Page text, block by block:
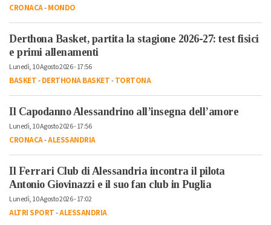
CRONACA-MONDO
Derthona Basket, partita la stagione 2026-27: test fisici
e primi allenamenti
Lunedì, 10 Agosto 2026 - 17:56
BASKET-DERTHONA BASKET-TORTONA
Il Capodanno Alessandrino all’insegna dell’amore
Lunedì, 10 Agosto 2026 - 17:56
CRONACA-ALESSANDRIA
Il Ferrari Club di Alessandria incontra il pilota
Antonio Giovinazzi e il suo fan club in Puglia
Lunedì, 10 Agosto 2026 - 17:02
ALTRI SPORT-ALESSANDRIA